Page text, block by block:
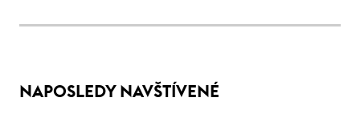
NAPOSLEDY NAVŠTÍVENÉ